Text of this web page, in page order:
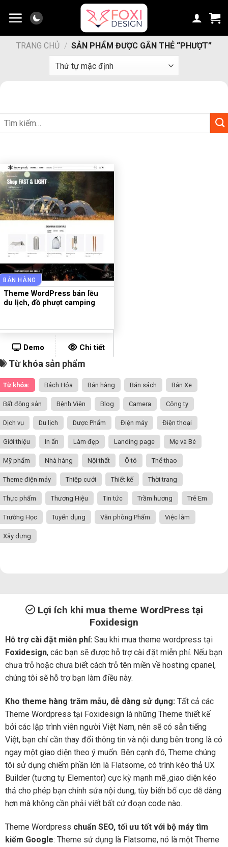
đến
dungTRANG CHỦ / SẢN PHẨM ĐƯỢC GẮN THẺ “PHƯỢT”
BÁN HÀNG
Theme WordPress bán lều
du lịch, đồ phượt camping
Demo Chi tiết
Từ khóa sản phẩm
Từ khóa: Bách Hóa Bán hàng Bán sách Bán Xe
Bất động sản Bệnh Viện Blog Camera Công ty
Dịch vụ Du lịch Dược Phẩm Điện máy Điện thoại
Giới thiệu In ấn Làm đẹp Landing page Mẹ và Bé
Mỹ phẩm Nhà hàng Nội thất Ô tô Thể thao
Theme điện máy Thiệp cưới Thiết kế Thời trang
Thực phẩm Thương Hiệu Tin tức Trầm hương Trẻ Em
Trường Học Tuyển dụng Văn phòng Phẩm Việc làm
Xây dựng
Lợi ích khi mua theme WordPress tại
Foxidesign
Hỗ trợ cài đặt miễn phí: Sau khi mua theme wordpress tại
Foxidesign, các bạn sẽ được hỗ trợ cài đặt miễn phí. Nếu bạn
chưa trỏ hoặc chưa biết cách trỏ tên miền về hosting cpanel,
chúng tôi sẽ hỗ trợ bạn làm điều này.
Kho theme hàng trăm mẫu, dễ dàng sử dụng: Tất cả các
Theme Wordpress tại Foxidesign là những Theme thiết kế
bởi các lập trình viên người Việt Nam, nên sẽ có sẵn tiếng
Việt, bạn chỉ cần thay đổi thông tin và nội dung bên trong là có
ngay một giao diện theo ý muốn. Bên cạnh đó, Theme chúng
tôi sử dụng chiếm phần lớn là Flatsome, có trình kéo thả UX
Builder (tương tự Elementor) cực kỳ mạnh mẽ ,giao diện kéo
thả cho phép bạn chỉnh sửa nội dung, tùy biến bố cục dễ dàng
hơn mà không cần phải viết bất cứ đoạn code nào.
Theme Wordpress chuẩn SEO, tối ưu tốt với bộ máy tìm
kiếm Google: Theme sử dụng là Flatsome, nó là một Theme